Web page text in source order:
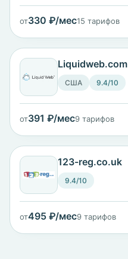
от330 ₽/мес15 тарифов
Liquidweb.com
США 9.4/10
от391 ₽/мес9 тарифов
123-reg.co.uk
9.4/10
от495 ₽/мес9 тарифов